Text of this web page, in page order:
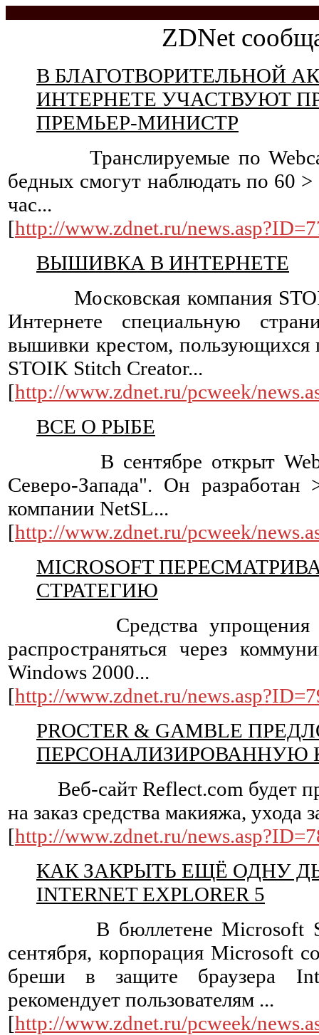
ZDNet
В БЛАГОТВОРИТЕЛЬНОЙ
ИНТЕРНЕТЕ УЧАСТВУЮТ
ПРЕМЬЕР-МИНИСТР
Транслируемые по Webcast
бедных смогут наблюдать по 60
час...
[http://www.zdnet.ru/
ВЫШИВКА В ИНТЕРНЕТЕ
Московская компания
Интернете специальную
вышивки крестом, пользующихся
STOIK Stitch Creator...
[http://www.zdnet.ru/pcweek/
ВСЕ О РЫБЕ
В сентябре открыт Web-
Северо-Запада". Он разработан
компании NetSL...
[http://www.zdnet.ru/pcweek/
MICROSOFT
СТРАТЕГИЮ
Средства упрощения веб-
распространяться через
Windows 2000...
[http://www.zdnet.ru/
PROCTER & GAMBLE
ПЕРСОНАЛИЗИРОВАННУЮ
Веб-сайт Reflect.com будет
на заказ средства макияжа, ухода
[http://www.zdnet.ru/
КАК ЗАКРЫТЬ ЕЩЁ ОДНУ
INTERNET EXPLORER 5
В бюллетене Microsoft
сентября, корпорация Microsoft
бреши в защите браузера
рекомендует пользователям ...
[http://www.zdnet.ru/pcweek/